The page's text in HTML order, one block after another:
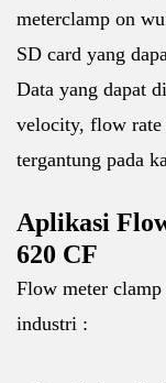
meterclamp on
SD card yang
Data yang dapat
velocity, flow rate
tergantung pada
Aplikasi
620 CF
Flow meter
industri :